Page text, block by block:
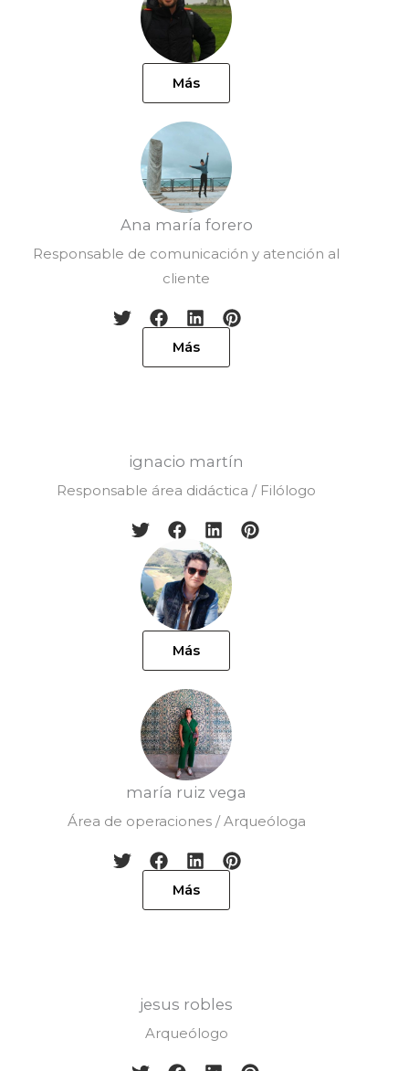
Más
Ana maría forero
Responsable de comunicación y atención al
cliente
Más
ignacio martín
Responsable área didáctica / Filólogo
Más
maría ruiz vega
Área de operaciones / Arqueóloga
Más
jesus robles
Arqueólogo